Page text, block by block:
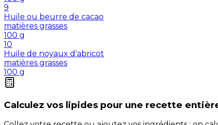
9
Huile ou beurre de cacao
matières grasses
100 g
10
Huile de noyaux d'abricot
matières grasses
100 g
Calculez vos lipides pour une recette